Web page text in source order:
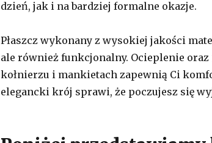
dzień, jak i na bardziej formalne okazje.
Płaszcz wykonany z wysokiej jakości
ale również funkcjonalny. Ocieplenie
kołnierzu i mankietach zapewnią Ci
elegancki krój sprawi, że poczujesz się